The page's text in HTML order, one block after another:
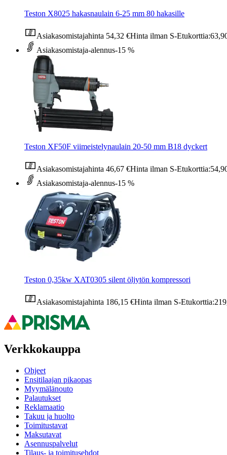
Teston X8025 hakasnaulain 6-25 mm 80 hakasille
Asiakasomistajahinta 54,32 €Hinta ilman S-Etukorttia:
Asiakasomistaja-alennus-15 %
Teston XF50F viimeistelynaulain 20-50 mm B18 dyckert
Asiakasomistajahinta 46,67 €Hinta ilman S-Etukorttia:
Asiakasomistaja-alennus-15 %
Teston 0,35kw XAT0305 silent öljytön kompressori
Asiakasomistajahinta 186,15 €Hinta ilman S-Etukorttia:
Verkkokauppa
Ohjeet
Ensitilaajan pikaopas
Myymälänouto
Palautukset
Reklamaatio
Takuu ja huolto
Toimitustavat
Maksutavat
Asennuspalvelut
Tilaus- ja toimitusehdot